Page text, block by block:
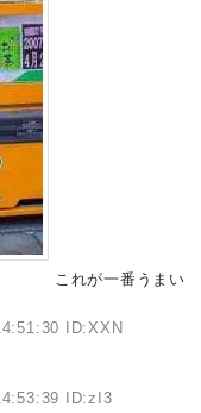
これが一番うまい
ID:XXN
ID:zI3